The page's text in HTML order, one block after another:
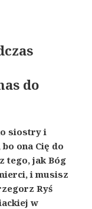
do
siostry i
ona Cię do
tego, jak Bóg
i musisz
Ryś
w